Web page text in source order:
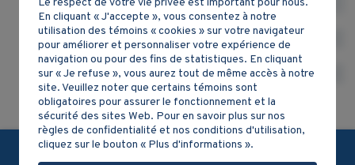
cœur des préoccupations pendant la
Renaissance?
Révision 2e secondaire
Partagez-nous!
En cliquant « J'accepte », vous consentez à notre
utilisation des témoins « cookies » sur votre navigateur
pour améliorer et personnaliser votre expérience de
navigation ou pour des fins de statistiques. En cliquant
sur « Je refuse », vous aurez tout de même accès à notre
site. Veuillez noter que certains témoins sont
obligatoires pour assurer le fonctionnement et la
sécurité des sites Web. Pour en savoir plus sur nos
règles de confidentialité et nos conditions d'utilisation,
cliquez sur le bouton « Plus d'informations ».